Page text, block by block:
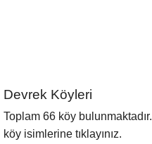
Devrek Köyleri
Toplam 66 köy bulunmaktadır.
köy isimlerine tıklayınız.